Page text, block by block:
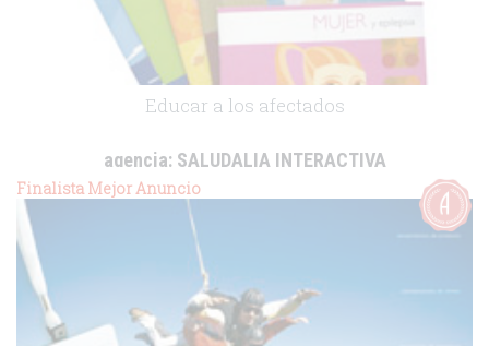
Educar a los afectados
agencia:SALUDALIA INTERACTIVA
cliente:
Finalista Mejor Anuncio